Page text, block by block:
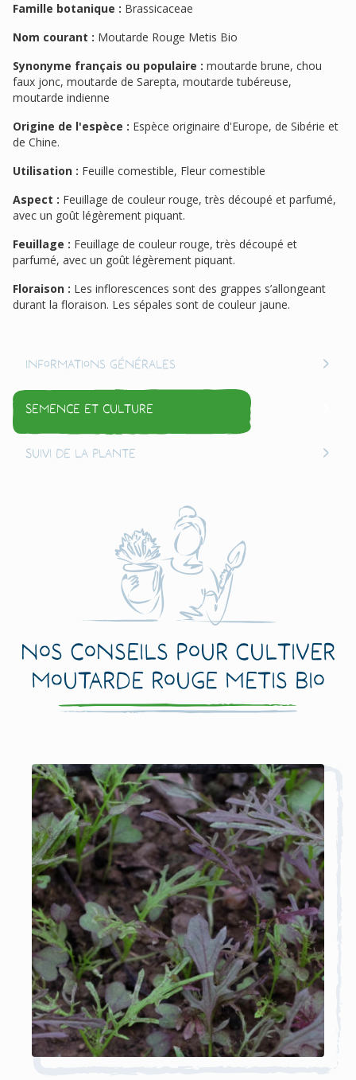
Famille botanique : Brassicaceae
Nom courant : Moutarde Rouge Metis Bio
Synonyme français ou populaire : moutarde brune, chou
faux jonc, moutarde de Sarepta, moutarde tubéreuse,
moutarde indienne
Origine de l'espèce : Espèce originaire d'Europe, de Sibérie et
de Chine.
Utilisation : Feuille comestible, Fleur comestible
Aspect : Feuillage de couleur rouge, très découpé et parfumé,
avec un goût légèrement piquant.
Feuillage : Feuillage de couleur rouge, très découpé et
parfumé, avec un goût légèrement piquant.
Floraison : Les inflorescences sont des grappes s’allongeant
durant la floraison. Les sépales sont de couleur jaune.
Informations générales
Semence et culture
Suivi de la plante
Nos conseils pour cultiver
Moutarde Rouge Metis Bio